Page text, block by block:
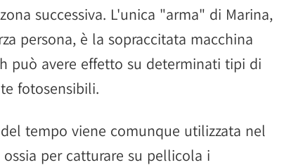
successiva. L'unica "arma" di Marina,
persona, è la sopraccitata macchina
può avere effetto su determinati tipi di
fotosensibili.
tempo viene comunque utilizzata nel
per catturare su pellicola i